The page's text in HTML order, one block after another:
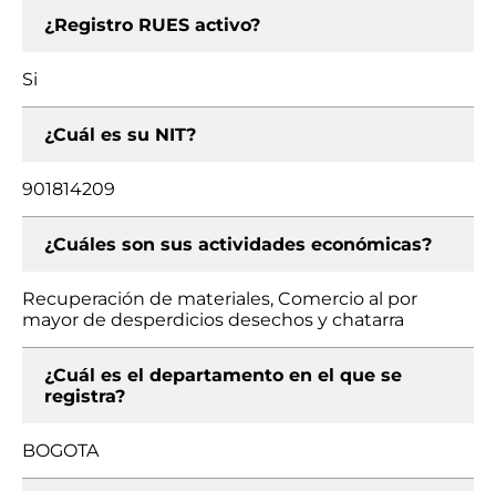
¿Registro RUES activo?
Si
¿Cuál es su NIT?
901814209
¿Cuáles son sus actividades económicas?
Recuperación de materiales, Comercio al por
mayor de desperdicios desechos y chatarra
¿Cuál es el departamento en el que se
registra?
BOGOTA